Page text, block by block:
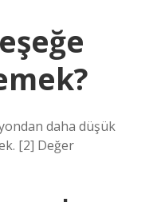
daha düşük
[2] Değer